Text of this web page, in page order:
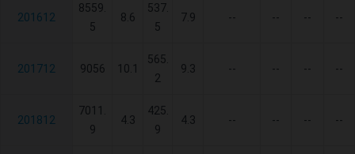
201612
8559.
5
8.6
537.
5
7.9 -- -- -- --
201712 9056 10.1
565.
2
9.3 -- -- -- --
201812
7011.
9
4.3
425.
9
4.3 -- -- -- --